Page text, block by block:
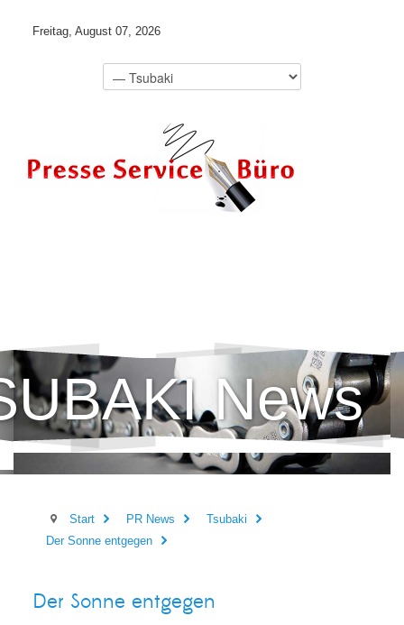
Freitag, August 07, 2026
News
Start PR News
Tsubaki
Der Sonne entgegen
Der Sonne entgegen